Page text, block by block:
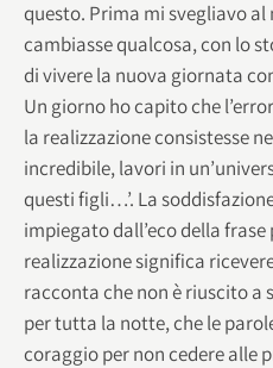
questo. Prima mi svegliavo
cambiasse qualcosa, con lo
di vivere la nuova giornata
Un giorno ho capito che
la realizzazione consistesse
incredibile, lavori in
questi figli…’. La
impiegato dall’eco della
realizzazione significa
racconta che non è riuscito a
per tutta la notte, che le
coraggio per non cedere alle